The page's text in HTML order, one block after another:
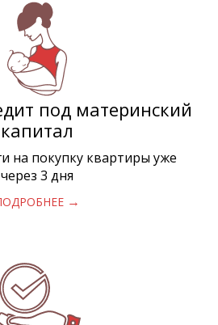
под материнский
капитал
на покупку квартиры уже
через 3 дня
→